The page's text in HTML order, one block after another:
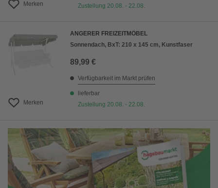
Merken
Zustellung 20.08. - 22.08.
Merken
ANGERER FREIZEITMÖBEL
Sonnendach, BxT: 210 x 145 cm, Kunstfaser
89,99 €
Verfügbarkeit im Markt prüfen
lieferbar
Zustellung 20.08. - 22.08.